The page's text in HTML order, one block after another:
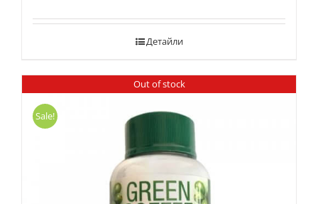
Детайли
Out of stock
Sale!